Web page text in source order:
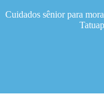
Cuidados sênior para